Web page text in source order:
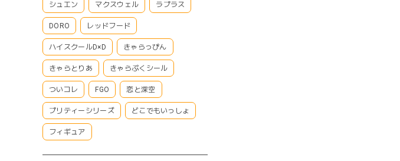
シュエン マクスウェル ラプラス
DORO レッドフード
ハイスクールD×D きゃらっぴん
きゃらとりあ きゃらぷくシール
ついコレ FGO 恋と深空
プリティーシリーズ どこでもいっしょ
フィギュア